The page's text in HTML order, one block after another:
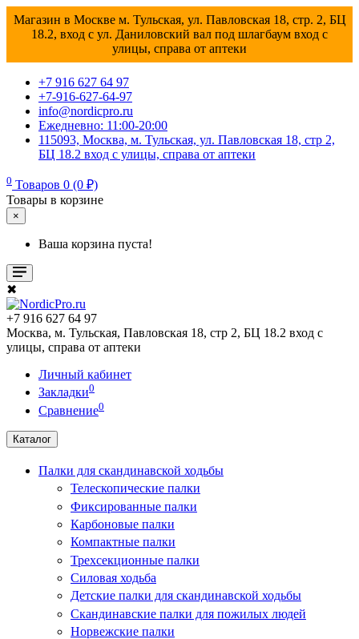
Магазин в Москве м. Тульская, ул. Павловская 18, стр. 2, БЦ
18.2, вход с ул. Даниловский вал под шлагбаум вход с
улицы, справа от аптеки
+7 916 627 64 97
+7-916-627-64-97
info@nordicpro.ru
Ежедневно: 11:00-20:00
115093, Москва, м. Тульская, ул. Павловская 18, стр 2,
БЦ 18.2 вход с улицы, справа от аптеки
0 Товаров 0 (0 ₽)
Товары в корзине
×
Ваша корзина пуста!
✖
+7 916 627 64 97
Москва, м. Тульская, Павловская 18, стр 2, БЦ 18.2 вход с
улицы, справа от аптеки
Личный кабинет
Закладки0
Сравнение0
Каталог
Палки для скандинавской ходьбы
Телескопические палки
Фиксированные палки
Карбоновые палки
Компактные палки
Трехсекционные палки
Силовая ходьба
Детские палки для скандинавской ходьбы
Скандинавские палки для пожилых людей
Норвежские палки